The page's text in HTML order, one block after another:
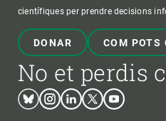
científiques per prendre decisions
DONAR COM POTS
No et perdis
BlueskyInstagram
LinkedinTwitterYoutube